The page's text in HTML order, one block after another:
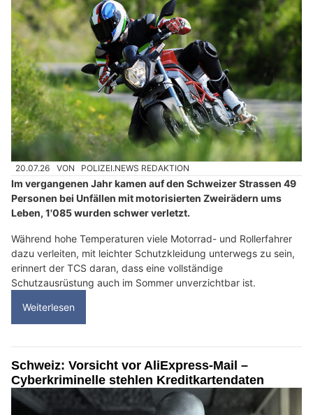
20.07.26 VON POLIZEI.NEWS REDAKTION
Im vergangenen Jahr kamen auf den Schweizer Strassen 49
Personen bei Unfällen mit motorisierten Zweirädern ums
Leben, 1'085 wurden schwer verletzt.
Während hohe Temperaturen viele Motorrad- und Rollerfahrer
dazu verleiten, mit leichter Schutzkleidung unterwegs zu sein,
erinnert der TCS daran, dass eine vollständige
Schutzausrüstung auch im Sommer unverzichtbar ist.
Weiterlesen
Schweiz: Vorsicht vor AliExpress-Mail –
Cyberkriminelle stehlen Kreditkartendaten